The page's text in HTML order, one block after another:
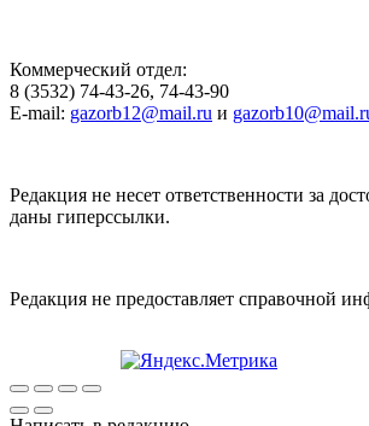
Коммерческий отдел:
8 (3532) 74-43-26, 74-43-90
E-mail: gazorb12@mail.ru и
Редакция не несет ответственности за
даны гиперссылки.
Редакция не предоставляет справочной